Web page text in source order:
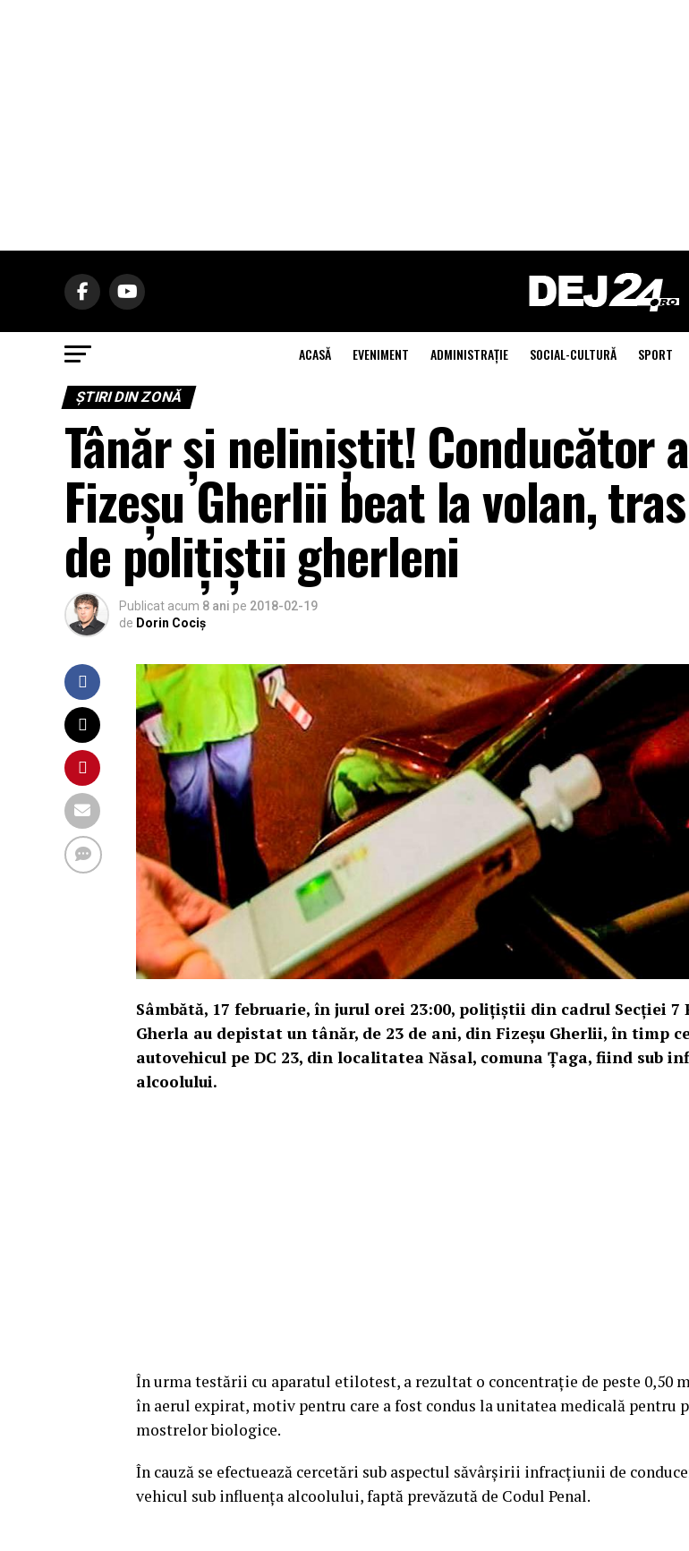
ACASĂ EVENIMENT ADMINISTRAŢIE SOCIAL-CULTURĂ SPORT
ŞTIRI DIN ZONĂ
Tânăr și neliniștit! Conducător
Fizeșu Gherlii beat la volan,
de polițiștii gherleni
Publicat acum 8 ani pe 2018-02-19
de Dorin Cociș
Sâmbătă, 17 februarie, în jurul orei 23:00, poliţiştii din cadrul Secției 7
Gherla au depistat un tânăr, de 23 de ani, din Fizeșu Gherlii, în timp
autovehicul pe DC 23, din localitatea Năsal, comuna Țaga, fiind sub
alcoolului.
În urma testării cu aparatul etilotest, a rezultat o concentrație de peste 0,50
în aerul expirat, motiv pentru care a fost condus la unitatea medicală pentru
mostrelor biologice.
În cauză se efectuează cercetări sub aspectul săvârşirii infracţiunii de
vehicul sub influența alcoolului, faptă prevăzută de Codul Penal.